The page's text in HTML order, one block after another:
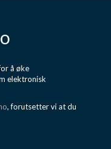
å øke
elektronisk
, forutsetter vi at du